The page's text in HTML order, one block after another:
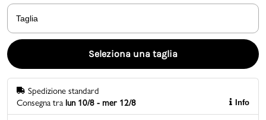
Promo & News
contatti
Taglia
Seleziona una taglia
Spedizione standard
Consegna tra lun 10/8 - mer 12/8 Info